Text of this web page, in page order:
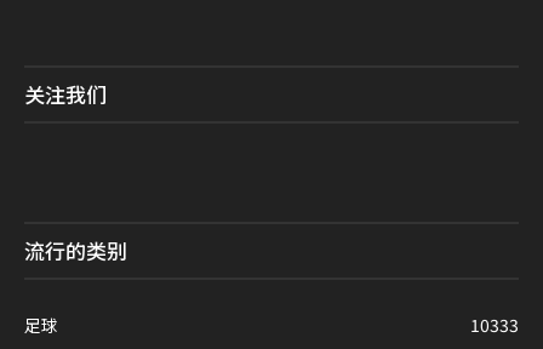
关注我们
流行的类别
足球
10333